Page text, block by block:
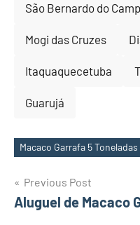
São Bernardo do
Mogi das Cruzes
Itaquaquecetuba
Guarujá
Tags
Macaco Garrafa 5 Toneladas
Post
navigation
Previous Post
Aluguel de Macaco